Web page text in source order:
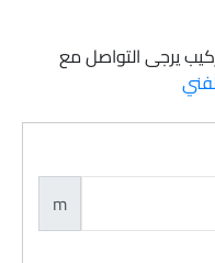
يرجى التواصل مع
m